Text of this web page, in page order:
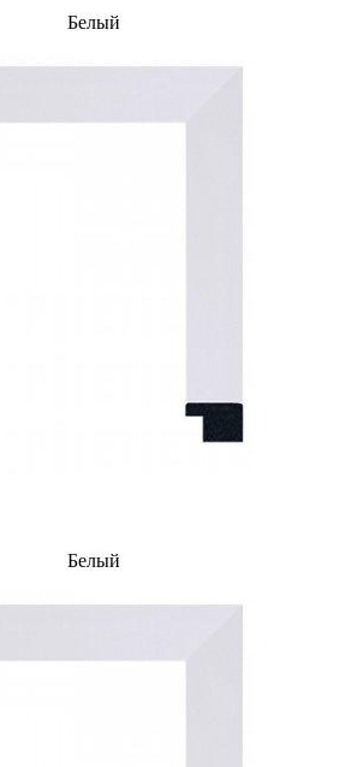
Белый
Белый